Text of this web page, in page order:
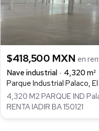
$418,500 MXN en
Nave industrial
4,320 m²
Parque Industrial Palaco,
4,320 M2 PARQUE IND
RENTA IADIR BA 150121